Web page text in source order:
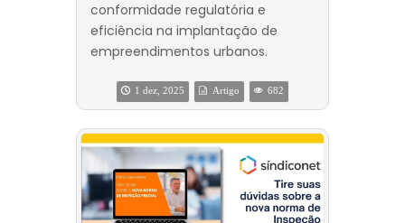
conformidade regulatória e
eficiência na implantação de
empreendimentos urbanos.
1 dez, 2025 Artigo 682